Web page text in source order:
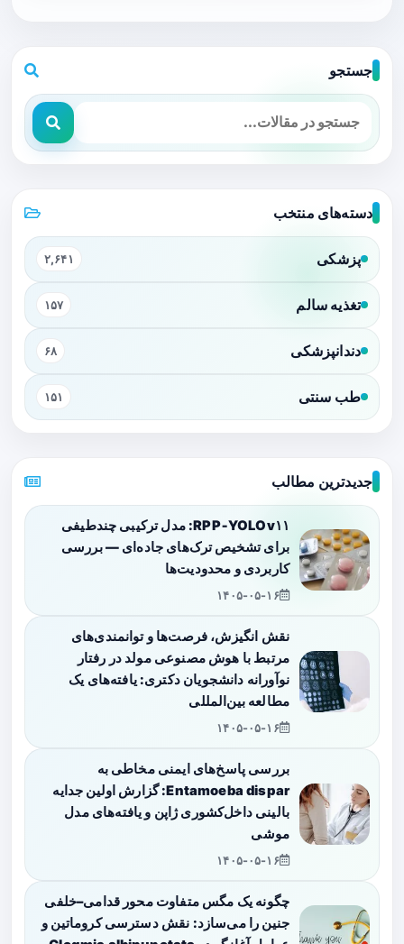
جستجو
دسته‌های منتخب
پزشکی ۲,۶۴۱
تغذیه سالم ۱۵۷
دندانپزشکی ۶۸
طب سنتی ۱۵۱
جدیدترین مطالب
RPP‑YOLOv۱۱: مدل ترکیبی چندطیفی
برای تشخیص ترک‌های جاده‌ای — بررسی
کاربردی و محدودیت‌ها
۱۴۰۵-۰۵-۱۶
نقش انگیزش، فرصت‌ها و توانمندی‌های
مرتبط با هوش مصنوعی مولد در رفتار
نوآورانه دانشجویان دکتری: یافته‌های یک
مطالعه بین‌المللی
۱۴۰۵-۰۵-۱۶
بررسی پاسخ‌های ایمنی مخاطی به
Entamoeba dispar: گزارش اولین جدایه
بالینی داخل‌کشوری ژاپن و یافته‌های مدل
موشی
۱۴۰۵-۰۵-۱۶
چگونه یک مگس متفاوت محور قدامی–خلفی
جنین را می‌سازد: نقش دسترسی کروماتین و